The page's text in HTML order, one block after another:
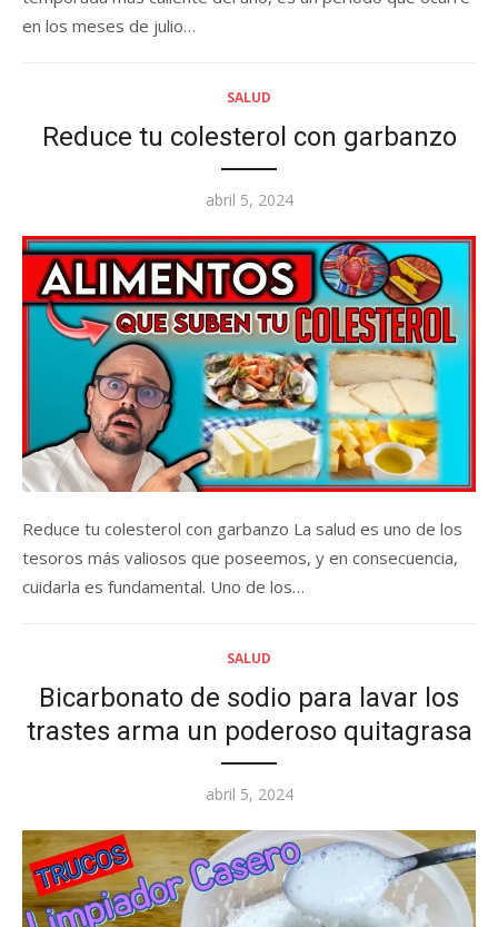
en los meses de julio…
SALUD
Reduce tu colesterol con garbanzo
Posted
abril 5, 2024
Reduce tu colesterol con garbanzo La salud es uno de los
tesoros más valiosos que poseemos, y en consecuencia,
cuidarla es fundamental. Uno de los…
SALUD
Bicarbonato de sodio para lavar los
trastes arma un poderoso quitagrasa
Posted
abril 5, 2024